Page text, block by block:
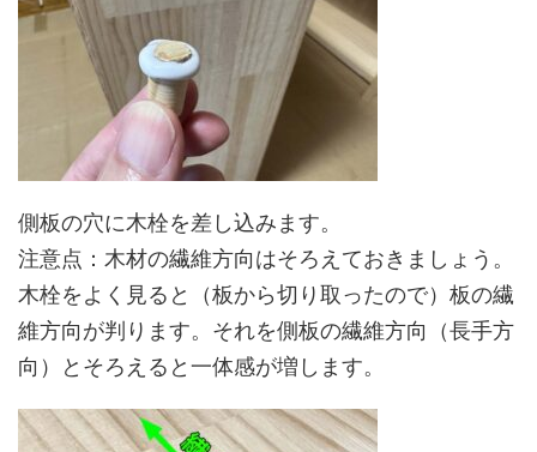
側板の穴に木栓を差し込みます。
注意点：木材の繊維方向はそろえておきましょう。
木栓をよく見ると（板から切り取ったので）板の繊
維方向が判ります。それを側板の繊維方向（長手方
向）とそろえると一体感が増します。